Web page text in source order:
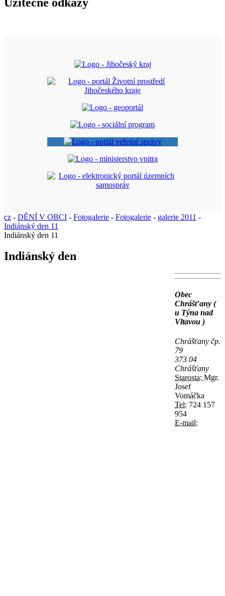
cz - DĚNÍ V OBCI - Fotogalerie - Fotogalerie - galerie 2011 -
Indiánský den 11
Indiánský den 11
Indiánský den
Obec
Chrášťany (
u Týna nad
Vltavou )
Chrášťany čp.
79
373 04
Chrášťany
Starosta: Mgr.
Josef
Vomáčka
Tel: 724 157
954
E-mail: